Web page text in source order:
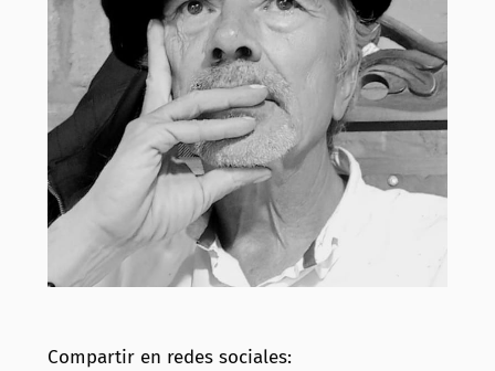
Compartir en redes sociales: